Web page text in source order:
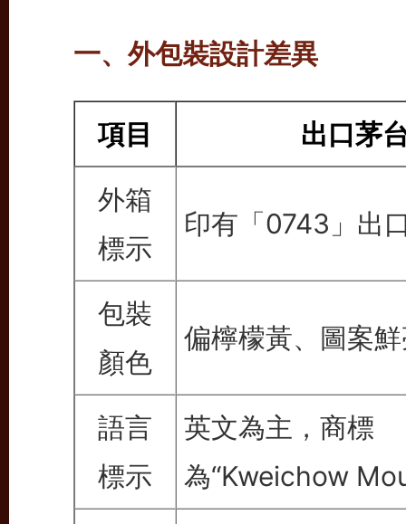
一、外包裝設計差異
項目
出口茅
外箱
標示
印有「0743」出
包裝
顏色
偏檸檬黃、圖案
語言
標示
英文為主，商標
為“Kweichow